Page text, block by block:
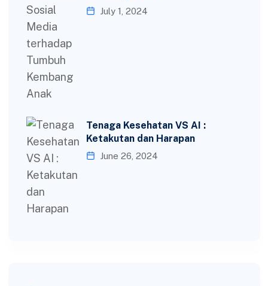
July 1, 2024
Tenaga Kesehatan VS AI :
Ketakutan dan Harapan
June 26, 2024